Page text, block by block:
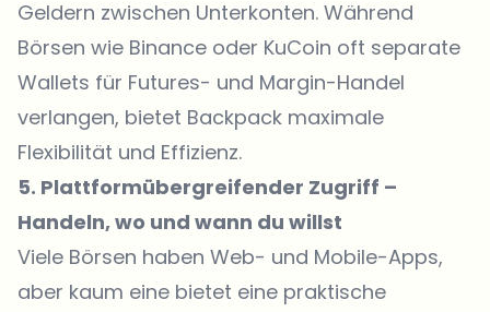
Geldern zwischen Unterkonten. Während
Börsen wie Binance oder KuCoin oft separate
Wallets für Futures- und Margin-Handel
verlangen, bietet Backpack maximale
Flexibilität und Effizienz.
5. Plattformübergreifender Zugriff –
Handeln, wo und wann du willst
Viele Börsen haben Web- und Mobile-Apps,
aber kaum eine bietet eine praktische